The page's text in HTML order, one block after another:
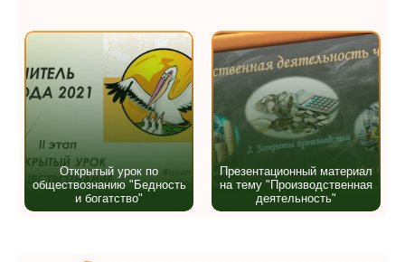
Открытый урок по
обществознанию "Бедность
и богатство"
Презентационный материал
на тему "Производственная
деятельность"